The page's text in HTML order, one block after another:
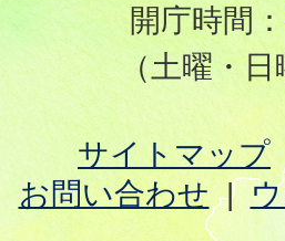
開庁時間
（土曜・
サイトマップ
お問い合わせ